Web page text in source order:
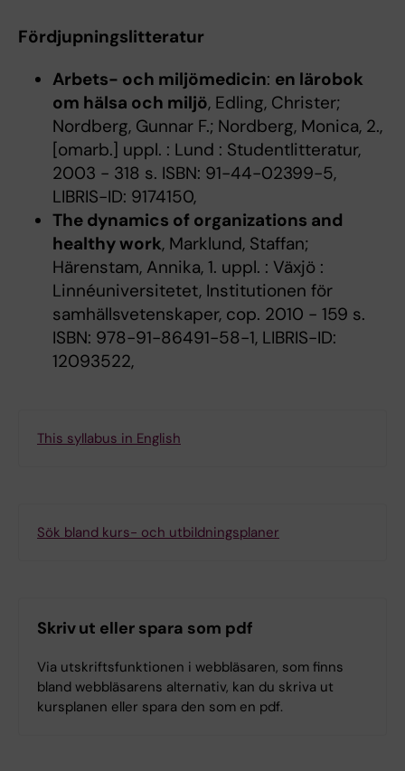
Fördjupningslitteratur
Arbets- och miljömedicin: en lärobok
om hälsa och miljö, Edling, Christer;
Nordberg, Gunnar F.; Nordberg, Monica, 2.,
[omarb.] uppl. : Lund : Studentlitteratur,
2003 - 318 s. ISBN: 91-44-02399-5,
LIBRIS-ID: 9174150,
The dynamics of organizations and
healthy work, Marklund, Staffan;
Härenstam, Annika, 1. uppl. : Växjö :
Linnéuniversitetet, Institutionen för
samhällsvetenskaper, cop. 2010 - 159 s.
ISBN: 978-91-86491-58-1, LIBRIS-ID:
12093522,
This syllabus in English
Sök bland kurs- och utbildningsplaner
Skriv ut eller spara som pdf
Via utskriftsfunktionen i webbläsaren, som finns
bland webbläsarens alternativ, kan du skriva ut
kursplanen eller spara den som en pdf.